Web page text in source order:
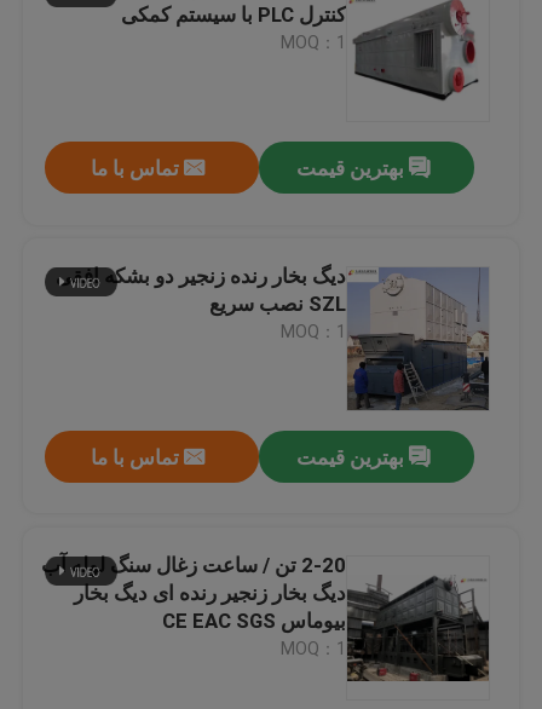
کنترل PLC با سیستم کمکی
MOQ：1
بهترین قیمت تماس با ما
دیگ بخار رنده زنجیر دو بشکه افقی
SZL نصب سریع
MOQ：1
بهترین قیمت تماس با ما
2-20 تن / ساعت زغال سنگ لوله آب
دیگ بخار زنجیر رنده ای دیگ بخار
بیوماس CE EAC SGS
MOQ：1